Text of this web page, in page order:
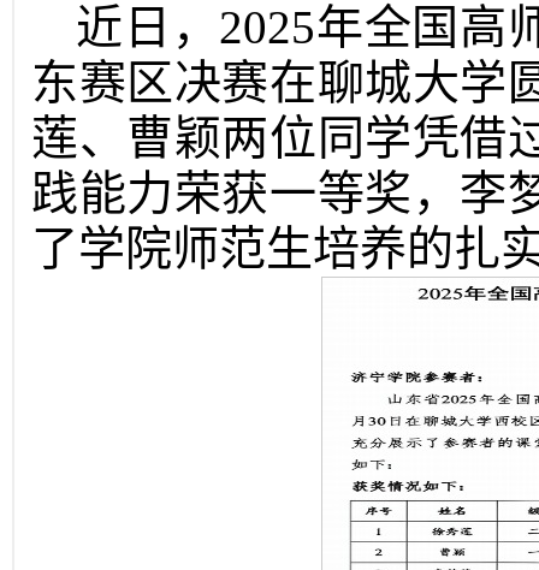
近日，2025年全国高
东赛区决赛在聊城大学
莲、曹颖两位同学凭借
践能力荣获一等奖，李
了学院师范生培养的扎